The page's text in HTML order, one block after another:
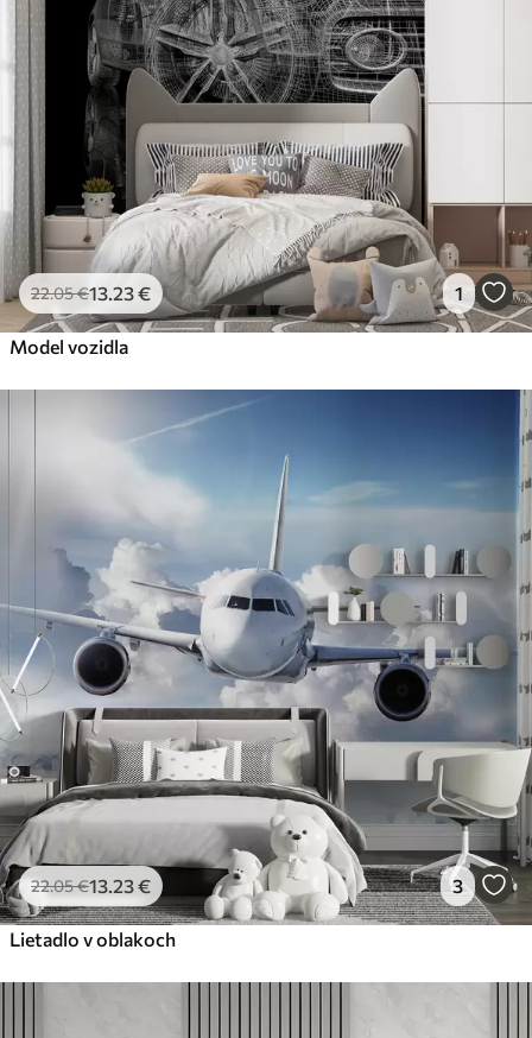
Premium
56 34.00 €/m²
Prémiový vinyl
65 .0039 .00 €/m²
Peel and Stick
81.6749.00 €/m²
22.05€13.23€ 1
Model vozidla
22.05€13.23€ 3
Lietadlo v oblakoch